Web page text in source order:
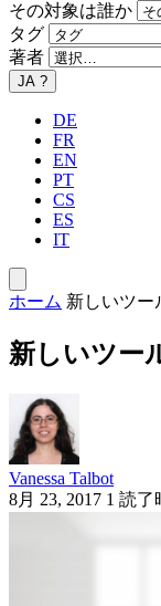
その対象は誰か
タグ
著者
JA ?
DE
FR
EN
PT
CS
ES
IT
ホーム 新しいツー
新しいツー
Vanessa Talbot
8月 23, 2017 1 読了